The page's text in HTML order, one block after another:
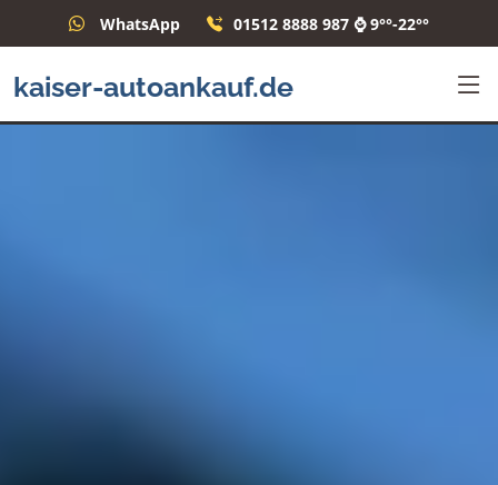
WhatsApp 01512 8888 987 ⌚ 9°°-22°°
kaiser-autoankauf.de